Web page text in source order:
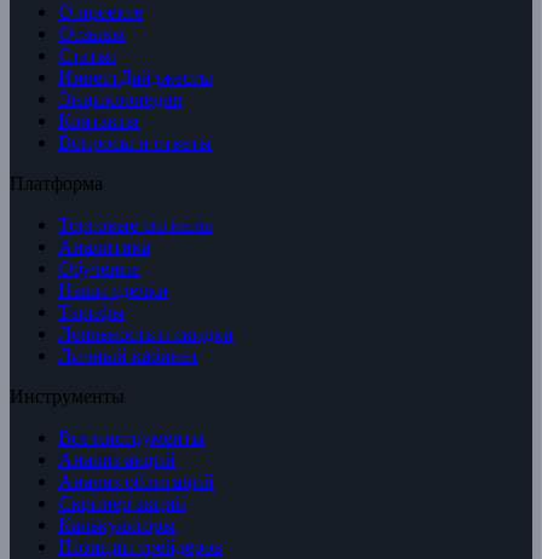
О проекте
Отзывы
Статьи
ИнвестДайджесты
Энциклопедия
Контакты
Вопросы и ответы
Платформа
Торговые сигналы
Аналитика
Обучение
Наши сделки
Тарифы
Лояльность и скидки
Личный кабинет
Инструменты
Все инструменты
Анализ акций
Анализ облигаций
Скринер акций
Калькуляторы
Позиции трейдеров